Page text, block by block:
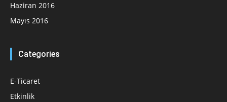
Haziran 2016
Mayıs 2016
Categories
E-Ticaret
Etkinlik